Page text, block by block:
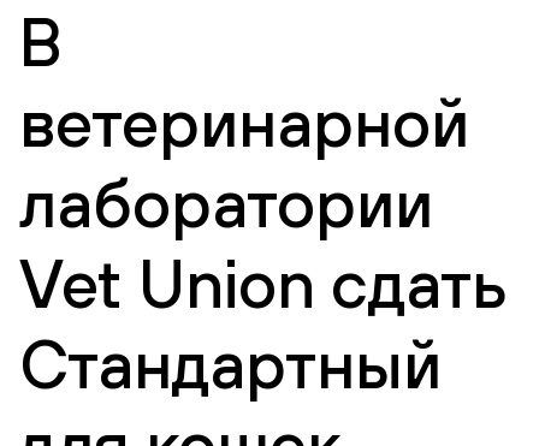
В
ветеринарной
лаборатории
Vet Union сдать
Стандартный